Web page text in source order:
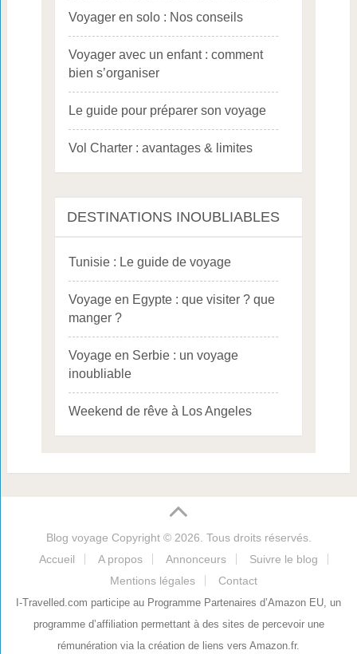
Voyager en solo : Nos conseils
Voyager avec un enfant : comment
bien s’organiser
Le guide pour préparer son voyage
Vol Charter : avantages & limites
DESTINATIONS INOUBLIABLES
Tunisie : Le guide de voyage
Voyage en Egypte : que visiter ? que
manger ?
Voyage en Serbie : un voyage
inoubliable
Weekend de rêve à Los Angeles
Blog voyage Copyright © 2026. Tous droits réservés.
Accueil
A propos Annonceurs
Suivre le blog
Mentions légales
Contact
I-Travelled.com participe au Programme Partenaires d’Amazon EU, un
programme d’affiliation permettant à des sites de percevoir une
rémunération via la création de liens vers Amazon.fr.